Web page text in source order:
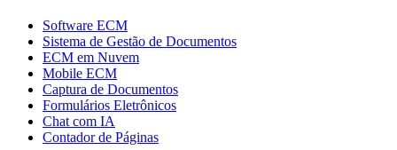
Software ECM
Sistema de Gestão de Documentos
ECM em Nuvem
Mobile ECM
Captura de Documentos
Formulários Eletrônicos
Chat com IA
Contador de Páginas